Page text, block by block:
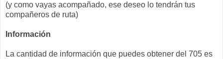
(y como vayas acompañado, ese deseo lo tendrán tus
compañeros de ruta)
Información
La cantidad de información que puedes obtener del 705 es